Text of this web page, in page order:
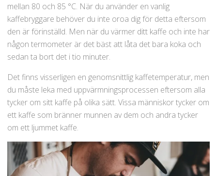
mellan 80 och 85 °C. När du använder en vanlig
kaffebryggare behöver du inte oroa dig för detta eftersom
den är förinställd. Men när du värmer ditt kaffe och inte har
någon termometer är det bäst att låta det bara koka och
sedan ta bort det i tio minuter.
Det finns visserligen en genomsnittlig kaffetemperatur, men
du måste leka med uppvärmningsprocessen eftersom alla
tycker om sitt kaffe på olika sätt. Vissa människor tycker om
ett kaffe som bränner munnen av dem och andra tycker
om ett ljummet kaffe.